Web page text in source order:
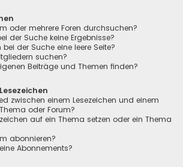
oder mehrere Foren durchsuchen?
der Suche keine Ergebnisse?
der Suche eine leere Seite?
suchen?
Beiträge und Themen finden?
zwischen einem Lesezeichen und einem
oder Forum?
auf ein Thema setzen oder ein Thema
abonnieren?
Abonnements?